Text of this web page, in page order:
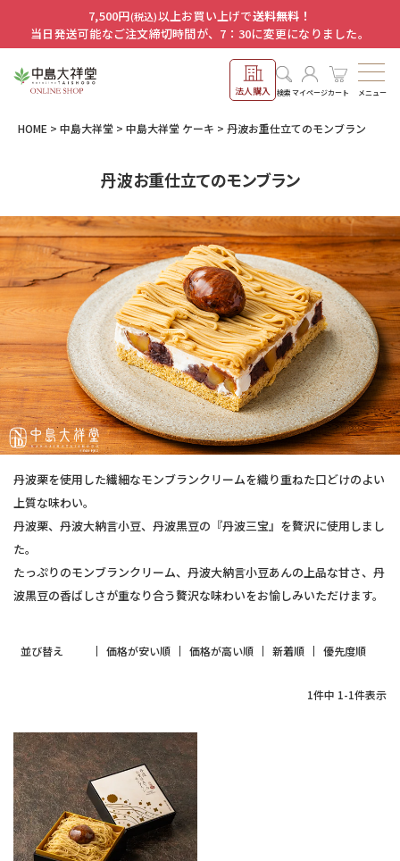
7,500円(税込)以上お買い上げで送料無料！
当日発送可能なご注文締切時間が、7：30に変更になりました。
法人購入 検索マイページカート メニュー
HOME 中島大祥堂 中島大祥堂 ケーキ 丹波お重仕立てのモンブラン
丹波お重仕立てのモンブラン
丹波栗を使用した繊細なモンブランクリームを織り重ねた口どけのよい
上質な味わい。
丹波栗、丹波大納言小豆、丹波黒豆の『丹波三宝』を贅沢に使用しまし
た。
たっぷりのモンブランクリーム、丹波大納言小豆あんの上品な甘さ、丹
波黒豆の香ばしさが重なり合う贅沢な味わいをお愉しみいただけます。
並び替え 価格が安い順 価格が高い順 新着順 優先度順
1件中 1-1件表示